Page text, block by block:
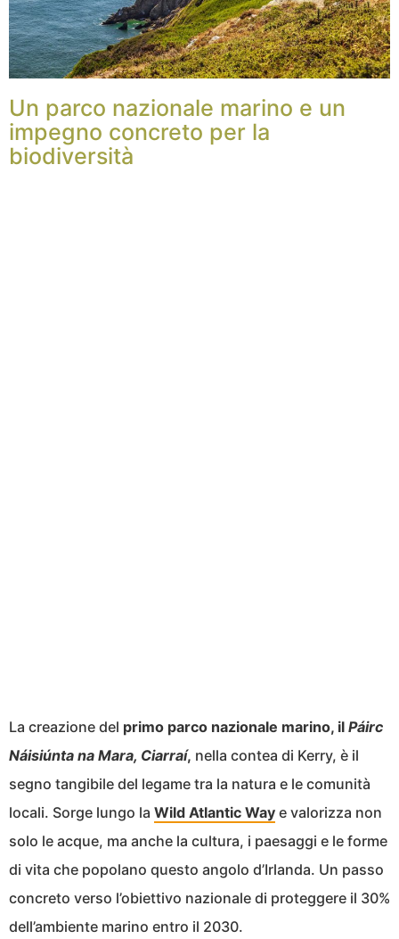
Un parco nazionale marino e un
impegno concreto per la
biodiversità
La creazione del primo parco nazionale marino, il Páirc
Náisiúnta na Mara, Ciarraí, nella contea di Kerry, è il
segno tangibile del legame tra la natura e le comunità
locali. Sorge lungo la Wild Atlantic Way e valorizza non
solo le acque, ma anche la cultura, i paesaggi e le forme
di vita che popolano questo angolo d’Irlanda. Un passo
concreto verso l’obiettivo nazionale di proteggere il 30%
dell’ambiente marino entro il 2030.